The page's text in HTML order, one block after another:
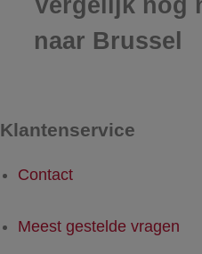
Vergelijk nog
naar Brussel
Klantenservice
Contact
Meest gestelde vragen